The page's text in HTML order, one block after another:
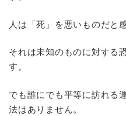
人は「死」を悪いものだと
それは未知のものに対する
す。
でも誰にでも平等に訪れる
法はありません。